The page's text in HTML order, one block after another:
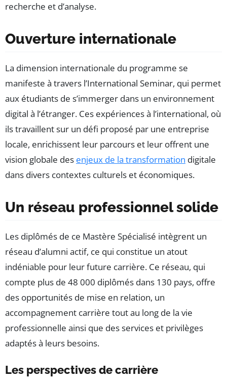
recherche et d’analyse.
Ouverture internationale
La dimension internationale du programme se
manifeste à travers l’International Seminar, qui permet
aux étudiants de s’immerger dans un environnement
digital à l’étranger. Ces expériences à l’international, où
ils travaillent sur un défi proposé par une entreprise
locale, enrichissent leur parcours et leur offrent une
vision globale des enjeux de la transformation digitale
dans divers contextes culturels et économiques.
Un réseau professionnel solide
Les diplômés de ce Mastère Spécialisé intègrent un
réseau d’alumni actif, ce qui constitue un atout
indéniable pour leur future carrière. Ce réseau, qui
compte plus de 48 000 diplômés dans 130 pays, offre
des opportunités de mise en relation, un
accompagnement carrière tout au long de la vie
professionnelle ainsi que des services et privilèges
adaptés à leurs besoins.
Les perspectives de carrière